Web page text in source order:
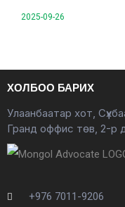
2025-09-26
ХОЛБОО БАРИХ
Улаанбаатар хот,
Гранд оффис төв, 2-р
+976 7011-9206